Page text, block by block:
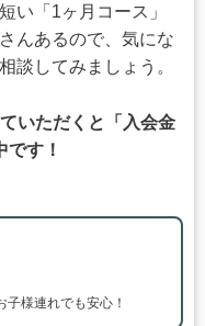
い「1ヶ月コース」
んあるので、気にな
談してみましょう。
いただくと「入会金
す！
様連れでも安心！